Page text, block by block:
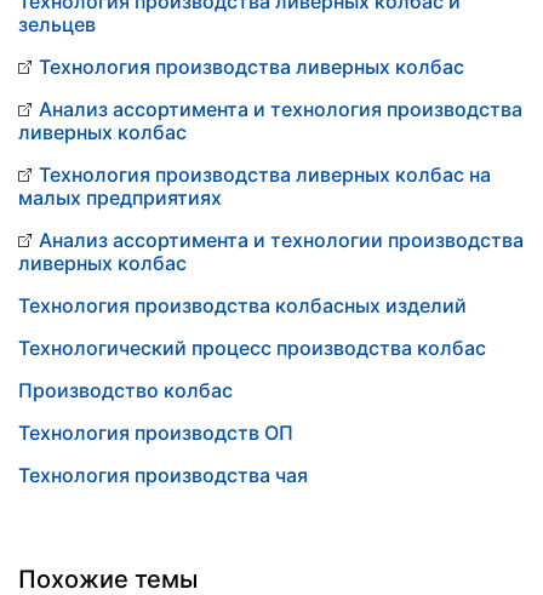
зельцев
Технология производства ливерных колбас
Анализ ассортимента и технология производства
ливерных колбас
Технология производства ливерных колбас на
малых предприятиях
Анализ ассортимента и технологии производства
ливерных колбас
Технология производства колбасных изделий
Технологический процесс производства колбас
Производство колбас
Технология производств ОП
Технология производства чая
Похожие темы